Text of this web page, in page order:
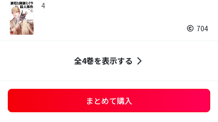
4
704
全4巻を表示する
まとめて購入